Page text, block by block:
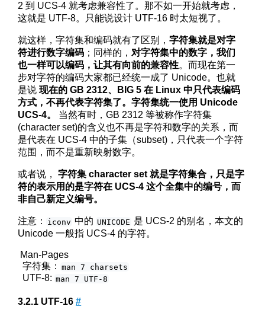
2 到 UCS-4 就考虑兼容性了。那不如一开始就考虑，
这就是 UTF-8。只能说设计 UTF-16 时太短视了。
就这样，字符集和编码就有了区别，字符集就是对字
符进行数字编码 ；同样的， 对字符集中的数字，我们
也一样可以编码，让其有向前的兼容性。而现在第一
步对字符的编码大家都已经统一成了 Unicode。也就
是说现在的 GB 2312、BIG 5 在 Linux 中只代表编码
方式，不再代表字符集了。字符集统一使用 Unicode
UCS-4。
当然有时，GB 2312 等被称作字符集
(character set)的含义也不再是字符和数字的关系，而
是代表在 UCS-4 中的子集（subset)，只代表一个字符
范围，而不是重新映射数字。
或者说，字符集 character set 就是字符集合，只是字
符的表示用的是字符在 UCS-4 这个全集中的编号，而
非自己新定义编号。
注意： iconv 中的 UNICODE 是 UCS-2 的别名，本文的
Unicode 一般指 UCS-4 的字符。
Man-Pages
字符集： man 7 charsets
UTF-8: man 7 UTF-8
UTF-16#